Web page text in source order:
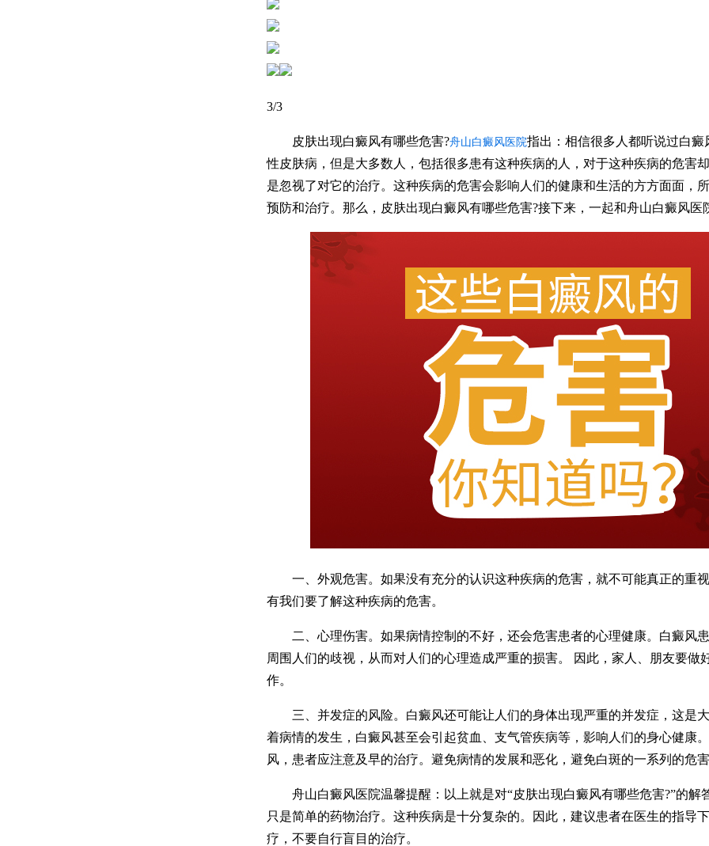
3/3
皮肤出现白癜风有哪些危害?舟山白癜风医院指出：相信很多人都听说过白癜
性皮肤病，但是大多数人，包括很多患有这种疾病的人，对于这种疾病的危害
是忽视了对它的治疗。这种疾病的危害会影响人们的健康和生活的方方面面，
预防和治疗。那么，皮肤出现白癜风有哪些危害?接下来，一起和舟山白癜风医
一、外观危害。如果没有充分的认识这种疾病的危害，就不可能真正的重
有我们要了解这种疾病的危害。
二、心理伤害。如果病情控制的不好，还会危害患者的心理健康。白癜风
周围人们的歧视，从而对人们的心理造成严重的损害。 因此，家人、朋友要做
作。
三、并发症的风险。白癜风还可能让人们的身体出现严重的并发症，这是
着病情的发生，白癜风甚至会引起贫血、支气管疾病等，影响人们的身心健康
风，患者应注意及早的治疗。避免病情的发展和恶化，避免白斑的一系列的危
舟山白癜风医院温馨提醒：以上就是对“皮肤出现白癜风有哪些危害?”的解
只是简单的药物治疗。这种疾病是十分复杂的。因此，建议患者在医生的指导
疗，不要自行盲目的治疗。